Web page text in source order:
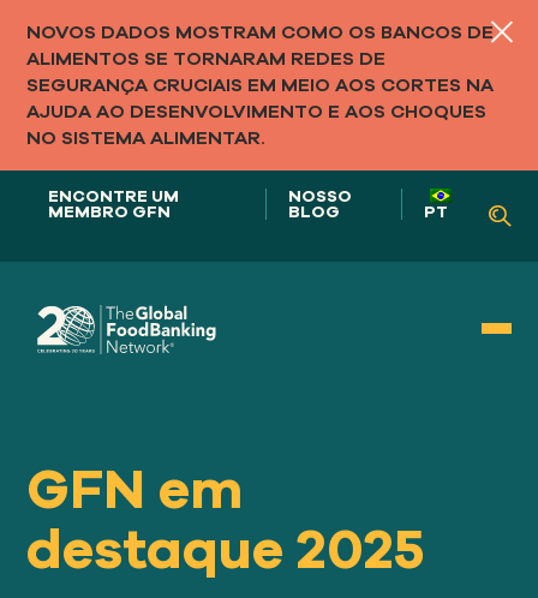
NOVOS DADOS MOSTRAM COMO OS BANCOS DE
ALIMENTOS SE TORNARAM REDES DE
SEGURANÇA CRUCIAIS EM MEIO AOS CORTES NA
AJUDA AO DESENVOLVIMENTO E AOS CHOQUES
NO SISTEMA ALIMENTAR.
ENCONTRE UM
MEMBRO GFN
NOSSO
BLOG PT
Nosso
ABORDAGEM
GFN em
destaque 2025